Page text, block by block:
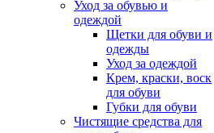
Уход за обувью и
одеждой
Щетки для обуви и
одежды
Уход за одеждой
Крем, краски, воск
для обуви
Губки для обуви
Чистящие средства для